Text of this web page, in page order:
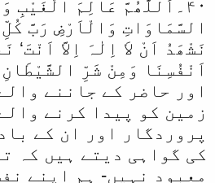
۴۰۔اَللَّھُمَّ عَالِمَ الْغَیْبِ
السَّمَاوَاتِ وَالْاَرْضِ رَبَّ
نَشْھَدُ اَنْ لاَ اِلٰہَ اِلاَّ اَنْتَ‘
اَنْفُسِنَا وَمِنْ شَرِّ
اور حاضر کے جاننے
زمین کو پیدا کرنے
پروردگار اور ان کے
کی گواہی دیتے ہیں کہ
معبود نہیں- ہم اپنے